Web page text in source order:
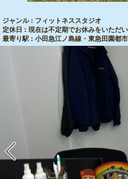
ジャンル : フィットネススタジオ
定休日 : 現在は不定期でお休みをいただ
最寄り駅 : 小田急江ノ島線・東急田園都